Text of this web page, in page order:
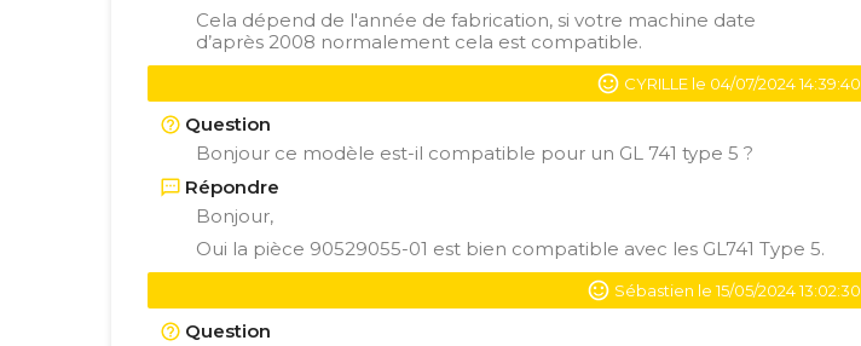
Cela dépend de l'année de fabrication, si votre machine date
d’après 2008 normalement cela est compatible.
CYRILLE le 04/07/2024 14:39:40
Question
Bonjour ce modèle est-il compatible pour un GL 741 type 5 ?
Répondre
Bonjour,
Oui la pièce 90529055-01 est bien compatible avec les GL741 Type 5.
Sébastien le 15/05/2024 13:02:30
Question